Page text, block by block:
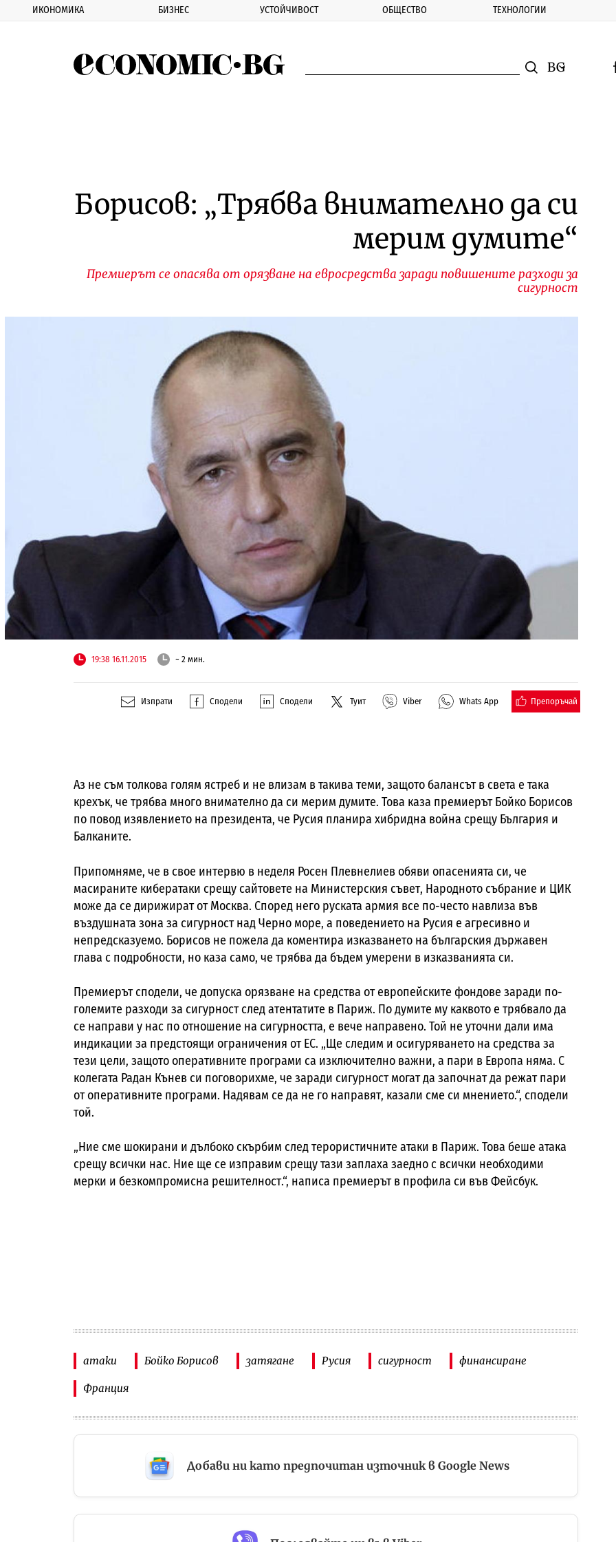
ИКОНОМИКА БИЗНЕС УСТОЙЧИВОСТ ОБЩЕСТВО ТЕХНОЛОГИИ
Смяна на
Борисов: „Трябва внимателно да си
мерим думите“
Премиерът се опасява от орязване на евросредства заради повишените разходи за
сигурност
19:38 16.11.2015 ~ 2 мин.
Изпрати Сподели Сподели Туит Viber Whats App Препоръчай
Аз не съм толкова голям ястреб и не влизам в такива теми, защото балансът в света е така
крехък, че трябва много внимателно да си мерим думите. Това каза премиерът Бойко Борисов
по повод изявлението на президента, че Русия планира хибридна война срещу България и
Балканите.
Припомняме, че в свое интервю в неделя Росен Плевнелиев обяви опасенията си, че
масираните кибератаки срещу сайтовете на Министерския съвет, Народното събрание и ЦИК
може да се дирижират от Москва. Според него руската армия все по-често навлиза във
въздушната зона за сигурност над Черно море, а поведението на Русия е агресивно и
непредсказуемо. Борисов не пожела да коментира изказването на българския държавен
глава с подробности, но каза само, че трябва да бъдем умерени в изказванията си.
Премиерът сподели, че допуска орязване на средства от европейските фондове заради по-
големите разходи за сигурностслед атентатите в Париж. По думите му каквото е трябвало да
се направи у нас по отношение на сигурността, е вече направено. Той не уточни дали има
индикации за предстоящи ограничения от ЕС. „Ще следим и осигуряването на средства за
тези цели, защото оперативните програми са изключително важни, а пари в Европа няма. С
колегата Радан Кънев си поговорихме, че заради сигурност могат да започнат да режат пари
от оперативните програми. Надявам се да не го направят, казали сме си мнението.“, сподели
той.
„Ние сме шокирани и дълбоко скърбим след терористичните атаки в Париж. Това беше атака
срещу всички нас. Ние ще се изправим срещу тази заплаха заедно с всички необходими
мерки и безкомпромисна решителност.“, написа премиерът в профила си във Фейсбук.
атаки Бойко Борисов затягане Русия сигурност финансиране
Франция
Добави ни като предпочитан източник в Google News